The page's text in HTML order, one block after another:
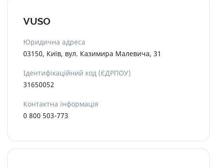
VUSO
Юридична адреса
03150, Київ, вул. Казимира Малевича, 31
Ідентифікаційний код (ЄДРПОУ)
31650052
Контактна інформація
0 800 503-773